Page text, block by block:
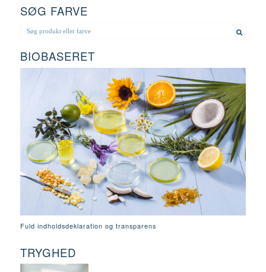
SØG FARVE
BIOBASERET
Fuld indholdsdeklaration og transparens
TRYGHED